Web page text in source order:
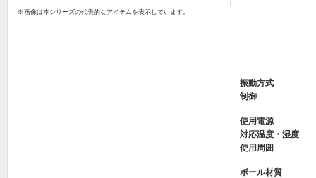
※画像は本シリーズの代表的なアイテムを表示しています。
振動方式
制御
使用電源
対応温度・湿度
使用周囲
ボール材質